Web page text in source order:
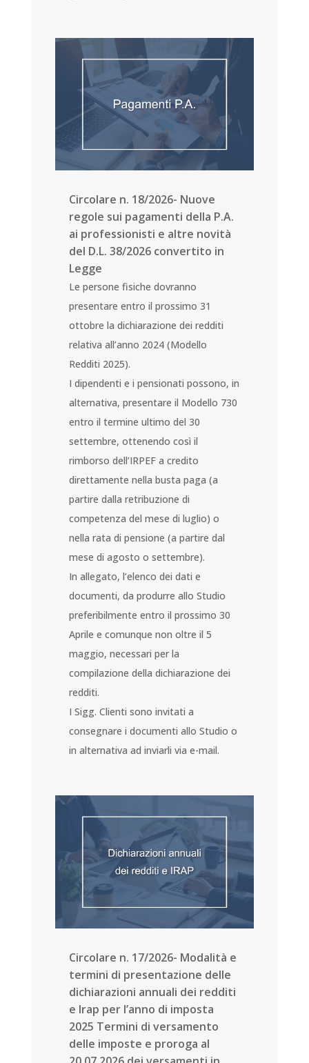
Circolare n. 18/2026- Nuove
regole sui pagamenti della P.A.
ai professionisti e altre novità
del D.L. 38/2026 convertito in
Legge
Le persone fisiche dovranno
presentare entro il prossimo 31
ottobre la dichiarazione dei redditi
relativa all’anno 2024 (Modello
Redditi 2025).
I dipendenti e i pensionati possono, in
alternativa, presentare il Modello 730
entro il termine ultimo del 30
settembre, ottenendo così il
rimborso dell’IRPEF a credito
direttamente nella busta paga (a
partire dalla retribuzione di
competenza del mese di luglio) o
nella rata di pensione (a partire dal
mese di agosto o settembre).
In allegato, l’elenco dei dati e
documenti, da produrre allo Studio
preferibilmente entro il prossimo 30
Aprile e comunque non oltre il 5
maggio, necessari per la
compilazione della dichiarazione dei
redditi.
I Sigg. Clienti sono invitati a
consegnare i documenti allo Studio o
in alternativa ad inviarli via e-mail.
Circolare n. 17/2026- Modalità e
termini di presentazione delle
dichiarazioni annuali dei redditi
e Irap per l’anno di imposta
2025 Termini di versamento
delle imposte e proroga al